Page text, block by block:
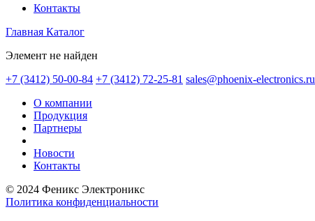
Контакты
Главная Каталог
Элемент не найден
+7 (3412) 50-00-84 +7 (3412) 72-25-81 sales@phoenix-electronics.ru
О компании
Продукция
Партнеры
Новости
Контакты
© 2024 Феникс Электроникс
Политика конфиденциальности